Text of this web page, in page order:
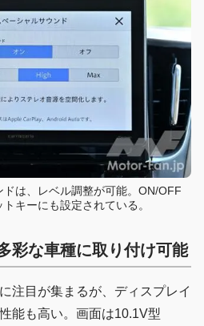
は、レベル調整が可能。ON/OFF
キーにも設定されている。
彩な車種に取り付け可能
注目が集まるが、ディスプレイ
能も高い。画面は10.1V型